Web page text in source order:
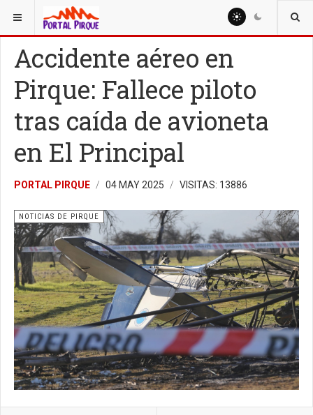
ESTÁ AQUÍ: NOTICIAS
Accidente aéreo en
Pirque: Fallece piloto
tras caída de avioneta
en El Principal
PORTAL PIRQUE 04 MAY 2025 VISITAS: 13886
NOTICIAS DE PIRQUE